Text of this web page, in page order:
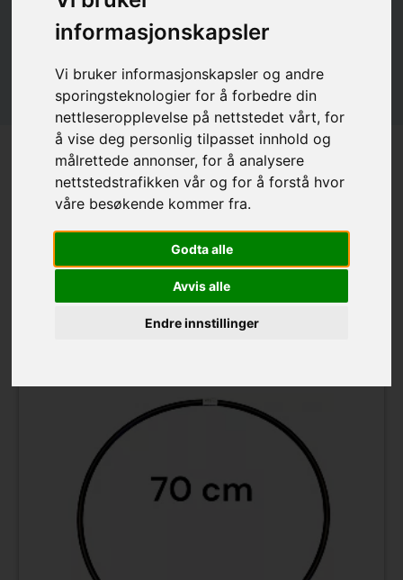
informasjonskapsler
Vi bruker informasjonskapsler og andre
sporingsteknologier for å forbedre din
nettleseropplevelse på nettstedet vårt, for
å vise deg personlig tilpasset innhold og
målrettede annonser, for å analysere
nettstedstrafikken vår og for å forstå hvor
våre besøkende kommer fra.
Godta alle
Avvis alle
Endre innstillinger
og konkurranse
check_circleStørrelse fra Ø60 cm til Ø90 cm
check_circle Kan vi hjelpe ring eller skriv til oss
Vesterbro Ungdomsgård
Kemp-Lauritzen